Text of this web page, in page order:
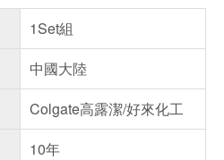
1Set組
中國大陸
Colgate高露潔/好來化工
10年